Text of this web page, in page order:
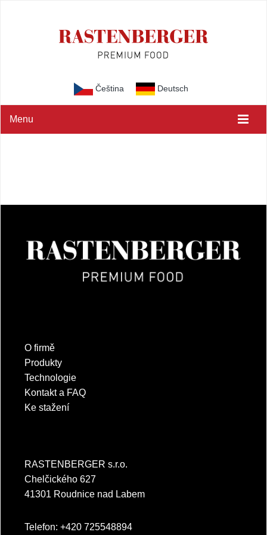
Čeština Deutsch
Menu
O firmě
Produkty
Technologie
Kontakt a FAQ
Ke stažení
RASTENBERGER s.r.o.
Chelčického 627
41301 Roudnice nad Labem
Telefon: +420 725548894